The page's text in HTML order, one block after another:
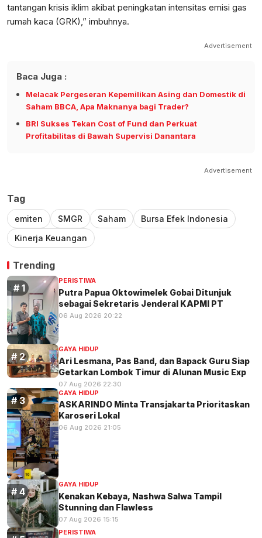
tantangan krisis iklim akibat peningkatan intensitas emisi gas
rumah kaca (GRK),” imbuhnya.
Advertisement
Baca Juga :
Melacak Pergeseran Kepemilikan Asing dan Domestik di
Saham BBCA, Apa Maknanya bagi Trader?
BRI Sukses Tekan Cost of Fund dan Perkuat
Profitabilitas di Bawah Supervisi Danantara
Advertisement
Tag
emiten SMGR Saham
Bursa Efek Indonesia
Kinerja Keuangan
Trending
PERISTIWA
Putra Papua Oktowimelek Gobai Ditunjuk
sebagai Sekretaris Jenderal KAPMI PT
06 Aug 2026 20:22
GAYA HIDUP
Ari Lesmana, Pas Band, dan Bapack Guru Siap
Getarkan Lombok Timur di Alunan Music Exp
07 Aug 2026 22:30
GAYA HIDUP
ASKARINDO Minta Transjakarta Prioritaskan
Karoseri Lokal
06 Aug 2026 21:05
GAYA HIDUP
Kenakan Kebaya, Nashwa Salwa Tampil
Stunning dan Flawless
07 Aug 2026 15:15
PERISTIWA